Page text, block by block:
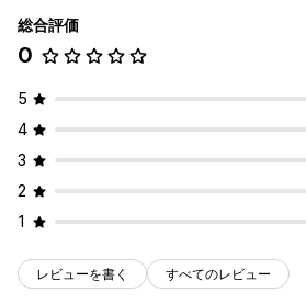
総合評価
0
5
4
3
2
1
レビューを書く すべてのレビュー